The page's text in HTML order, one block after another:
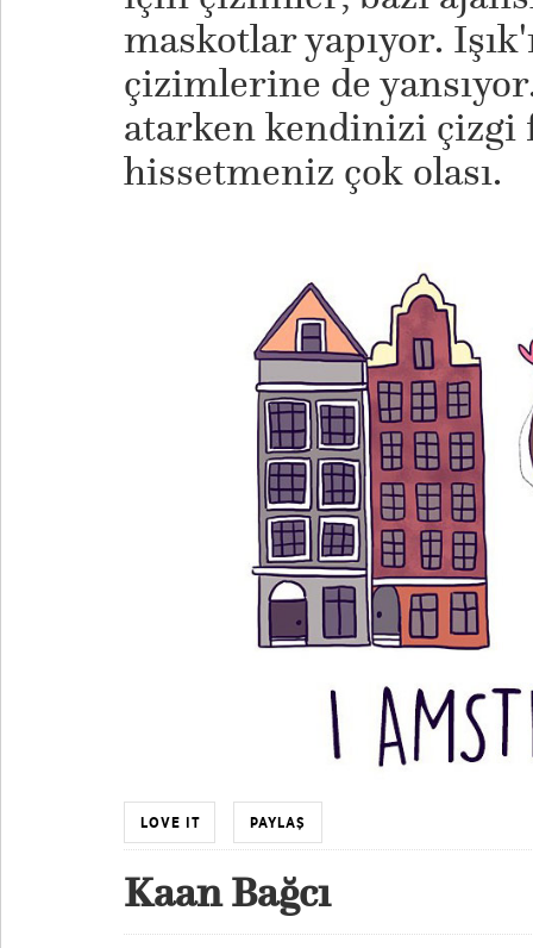
maskotlar yapıyor.
çizimlerine de
atarken kendinizi
hissetmeniz çok olası.
LOVE IT PAYLAŞ
Kaan Bağcı